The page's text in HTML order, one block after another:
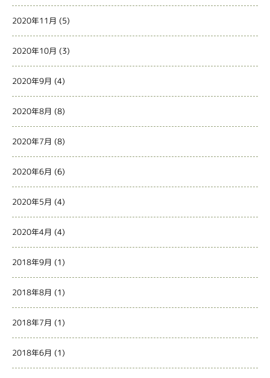
2020年11月 (5)
2020年10月 (3)
2020年9月 (4)
2020年8月 (8)
2020年7月 (8)
2020年6月 (6)
2020年5月 (4)
2020年4月 (4)
2018年9月 (1)
2018年8月 (1)
2018年7月 (1)
2018年6月 (1)